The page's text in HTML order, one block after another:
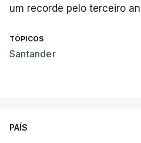
um recorde pelo terceiro
TÓPICOS
Santander
PAÍS